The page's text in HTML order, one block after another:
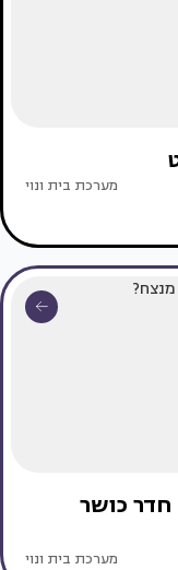
מערכת בית ונוי
חדר כושר
מערכת בית ונוי